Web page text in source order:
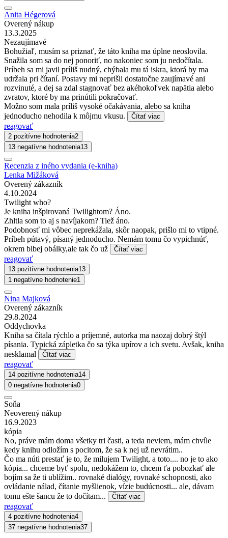
Anita Hégerová
Overený nákup
13.3.2025
Nezaujímavé
Bohužiaľ, musím sa priznať, že táto kniha ma úplne neoslovila.
Snažila som sa do nej ponoriť, no nakoniec som ju nedočítala.
Príbeh sa mi javil príliš nudný, chýbala mu tá iskra, ktorá by ma
udržala pri čítaní. Postavy mi neprišli dostatočne zaujímavé ani
rozvinuté, a dej sa zdal stagnovať bez akéhokoľvek napätia alebo
zvratov, ktoré by ma prinútili pokračovať.
Možno som mala príliš vysoké očakávania, alebo sa kniha
jednoducho nehodila k môjmu vkusu.
Čítať viac
reagovať
2 pozitívne hodnotenia2
13 negatívne hodnotenia13
Recenzia z iného vydania (e-kniha)
Lenka Mižáková
Overený zákazník
4.10.2024
Twilight who?
Je kniha inšpirovaná Twilightom? Áno.
Zhltla som to aj s navíjakom? Tiež áno.
Podobnosť mi vôbec neprekážala, skôr naopak, prišlo mi to vtipné.
Príbeh pútavý, písaný jednoducho. Nemám tomu čo vypichnúť,
okrem blbej obálky,ale tak čo už
Čítať viac
reagovať
13 pozitívne hodnotenia13
1 negatívne hodnotenie1
Nina Majková
Overený zákazník
29.8.2024
Oddychovka
Kniha sa čítala rýchlo a príjemné, autorka ma naozaj dobrý štýl
písania. Typická zápletka čo sa týka upírov a ich svetu. Avšak, kniha
nesklamal
Čítať viac
reagovať
14 pozitívne hodnotenia14
0 negatívne hodnotenia0
Soňa
Neoverený nákup
16.9.2023
kópia
No, práve mám doma všetky tri časti, a teda neviem, mám chvíle
kedy knihu odložím s pocitom, že sa k nej už nevrátim..
Čo ma núti prestať je to, že milujem Twilight, a toto.... no je to ako
kópia... chceme byť spolu, nedokážem to, chcem ťa pobozkať ale
bojím sa že ti ublížim.. rovnaké dialógy, rovnaké schopnosti, ako
ovládanie nálad, čítanie myšlienok, vízie budúcnosti... ale, dávam
tomu ešte šancu že to dočítam...
Čítať viac
reagovať
4 pozitívne hodnotenia4
37 negatívne hodnotenia37